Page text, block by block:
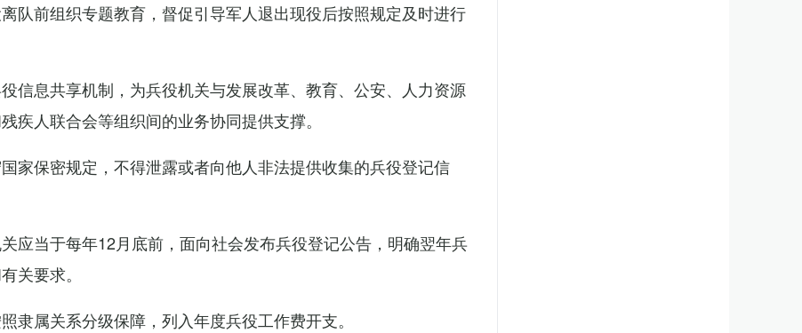
队前组织专题教育，督促引导军人退出现役后按照规定及时进行
信息共享机制，为兵役机关与发展改革、教育、公安、人力资源
疾人联合会等组织间的业务协同提供支撑。
家保密规定，不得泄露或者向他人非法提供收集的兵役登记信
应当于每年12月底前，面向社会发布兵役登记公告，明确翌年兵
关要求。
隶属关系分级保障，列入年度兵役工作费开支。